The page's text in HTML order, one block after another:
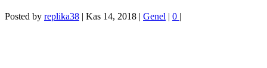
Posted by replika38 | Kas 14, 2018 | Genel | 0 |